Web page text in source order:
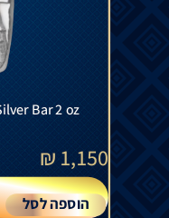
Bar 2 oz
1,150
₪
הוספה לסל